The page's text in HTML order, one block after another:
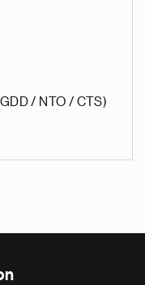
/ NTO / CTS)